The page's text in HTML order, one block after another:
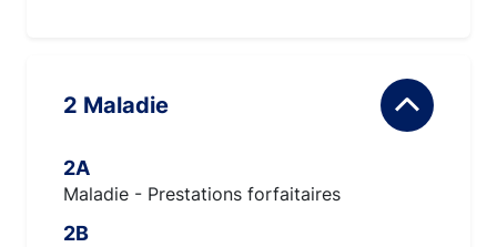
2 Maladie
2A
Maladie - Prestations forfaitaires
2B